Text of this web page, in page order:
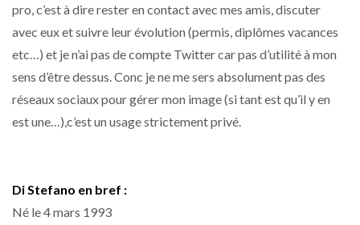
pro, c’est à dire rester en contact avec mes amis, discuter
avec eux et suivre leur évolution (permis, diplômes vacances
etc…) et je n’ai pas de compte Twitter car pas d’utilité à mon
sens d’être dessus. Conc je ne me sers absolument pas des
réseaux sociaux pour gérer mon image (si tant est qu’il y en
est une…),c’est un usage strictement privé.
Di Stefano en bref :
Né le 4 mars 1993